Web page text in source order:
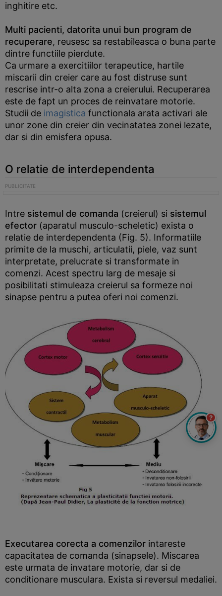
inghitire etc.
Multi pacienti, datorita unui bun program de
recuperare, reusesc sa restabileasca o buna parte
dintre functiile pierdute.
Ca urmare a exercitiilor terapeutice, hartile
miscarii din creier care au fost distruse sunt
rescrise intr-o alta zona a creierului. Recuperarea
este de fapt un proces de reinvatare motorie.
Studii de imagistica functionala arata activari ale
unor zone din creier din vecinatatea zonei lezate,
dar si din emisfera opusa.
O relatie de interdependenta
Intre sistemul de comanda (creierul) si sistemul
efector (aparatul musculo-scheletic) exista o
relatie de interdependenta (Fig. 5). Informatiile
primite de la muschi, articulatii, piele, vaz sunt
interpretate, prelucrate si transformate in
comenzi. Acest spectru larg de mesaje si
posibilitati stimuleaza creierul sa formeze noi
sinapse pentru a putea oferi noi comenzi.
Executarea corecta a comenzilor intareste
capacitatea de comanda (sinapsele). Miscarea
este urmata de invatare motorie, dar si de
conditionare musculara. Exista si reversul medaliei.
?